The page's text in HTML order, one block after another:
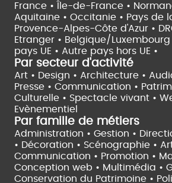
France •
Île-de-France •
Aquitaine • Occitanie • Pays de
Provence-Alpes-Côte d'Azur •
Etranger • Belgique/Luxembourg
pays UE • Autre pays hors UE •
Par secteur d'activité
Art • Design • Architecture •
Presse • Communication •
Culturelle • Spectacle vivant •
Evènementiel
Par famille de métiers
Administration • Gestion •
• Décoration • Scénographie •
Communication • Promotion •
Conception web • Multimédia •
Conservation du Patrimoine •